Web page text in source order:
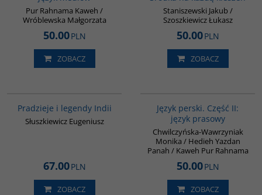
Pur Rahnama Kaweh /
Wróblewska Małgorzata
50.00PLN
ZOBACZ
Staniszewski Jakub /
Szoszkiewicz Łukasz
50.00PLN
ZOBACZ
Pradzieje i legendy Indii
Słuszkiewicz Eugeniusz
67.00PLN
ZOBACZ
Język perski. Część II:
język prasowy
Chwilczyńska-Wawrzyniak
Monika / Hedieh Yazdan
Panah / Kaweh Pur Rahnama
50.00PLN
ZOBACZ